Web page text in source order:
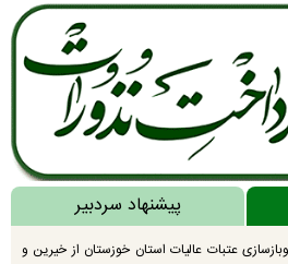
پیشنهاد سردبیر
عتبات عالیات استان خوزستان از خیرین و